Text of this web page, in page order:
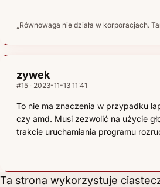
„Równowaga nie działa w korporacjach.
zywek
#15 2023-11-13 11:41
To nie ma znaczenia w przypadku
czy amd. Musi zezwolić na użycie
trakcie uruchamiania programu
Ta strona wykorzystuje